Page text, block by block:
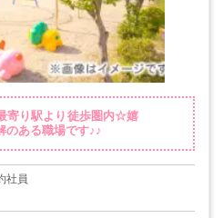
寄り駅より徒歩圏内☆嬉
のある職場です♪♪
社員